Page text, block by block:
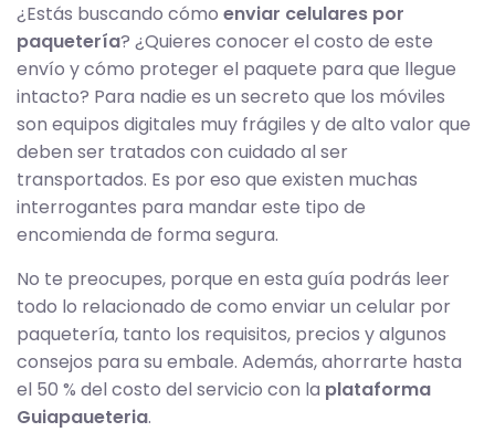
¿Estás buscando cómo enviar celulares por
paquetería? ¿Quieres conocer el costo de este
envío y cómo proteger el paquete para que llegue
intacto? Para nadie es un secreto que los móviles
son equipos digitales muy frágiles y de alto valor que
deben ser tratados con cuidado al ser
transportados. Es por eso que existen muchas
interrogantes para mandar este tipo de
encomienda de forma segura.
No te preocupes, porque en esta guía podrás leer
todo lo relacionado de como enviar un celular por
paquetería, tanto los requisitos, precios y algunos
consejos para su embale. Además, ahorrarte hasta
el 50 % del costo del servicio con la plataforma
Guiapaueteria.